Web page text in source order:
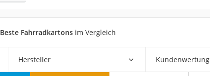
Faltschloss
Handgepäck-Koffer
Vibrationsplatte
Beste Fahrradkartons im Vergleich
Hersteller Kundenwertung